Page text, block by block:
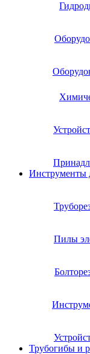
Инструменты
Пилы
Трубогибы и